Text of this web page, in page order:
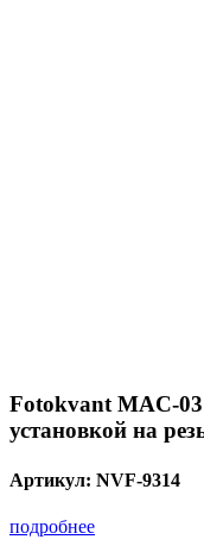
Fotokvant MAC-
установкой на
Артикул: NVF-9314
подробнее